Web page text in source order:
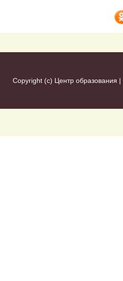
Copyright (c) Центр образования |